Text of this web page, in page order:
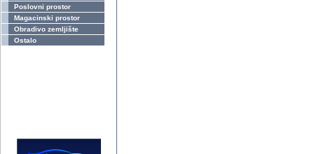
Poslovni prostor
Magacinski prostor
Obradivo zemljište
Ostalo